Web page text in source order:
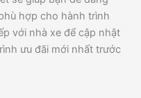
hợp cho hành trình
với nhà xe để cập nhật
ưu đãi mới nhất trước